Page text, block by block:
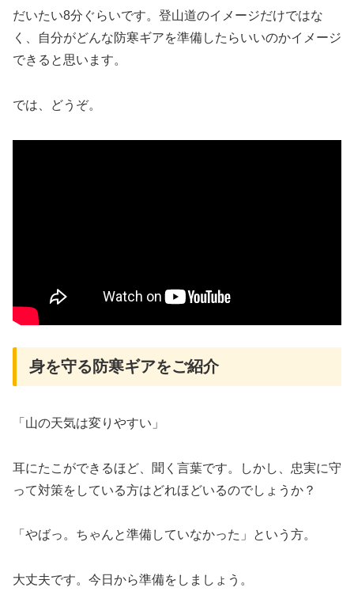
だいたい8分ぐらいです。登山道のイメージだけではな
く、自分がどんな防寒ギアを準備したらいいのかイメージ
できると思います。
では、どうぞ。
身を守る防寒ギアをご紹介
「山の天気は変りやすい」
耳にたこができるほど、聞く言葉です。しかし、忠実に守
って対策をしている方はどれほどいるのでしょうか？
「やばっ。ちゃんと準備していなかった」という方。
大丈夫です。今日から準備をしましょう。